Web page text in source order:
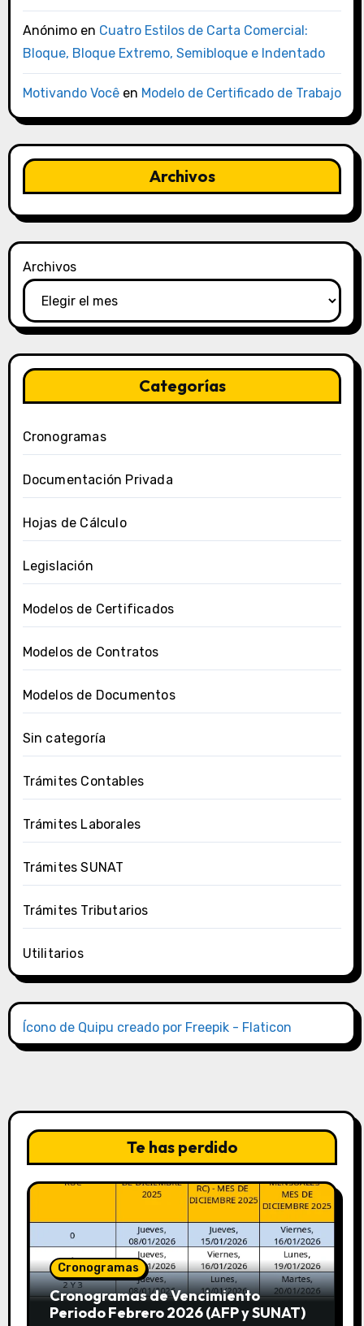
Anónimoen Cuatro Estilos de Carta Comercial:
Bloque, Bloque Extremo, Semibloque e Indentado
Motivando Vocêen Modelo de Certificado de Trabajo
Archivos
Archivos
Categorías
Cronogramas
Documentación Privada
Hojas de Cálculo
Legislación
Modelos de Certificados
Modelos de Contratos
Modelos de Documentos
Sin categoría
Trámites Contables
Trámites Laborales
Trámites SUNAT
Trámites Tributarios
Utilitarios
Ícono de Quipu creado por Freepik - Flaticon
Te has perdido
Cronogramas
Cronogramas de Vencimiento
Periodo Febrero 2026 (AFP y SUNAT)